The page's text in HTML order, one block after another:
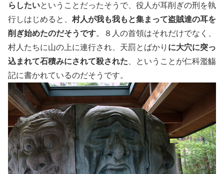
らしたいということだったそうで、役人が耳削ぎの刑を執
行しはじめると、 村人が我も我もと集まって盗賊達の耳を
削ぎ始めたのだそうです。８人の首領はそれだけでなく、
村人たちに山の上に連行され、天罰とばかり に大穴に突っ
込まれて石積みにされて殺された 、ということが仁科濫觴
記に書かれているのだそうです。